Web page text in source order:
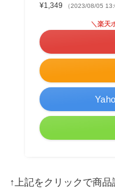
¥1,349
（2023/08/05
＼楽天
↑上記をクリックで商